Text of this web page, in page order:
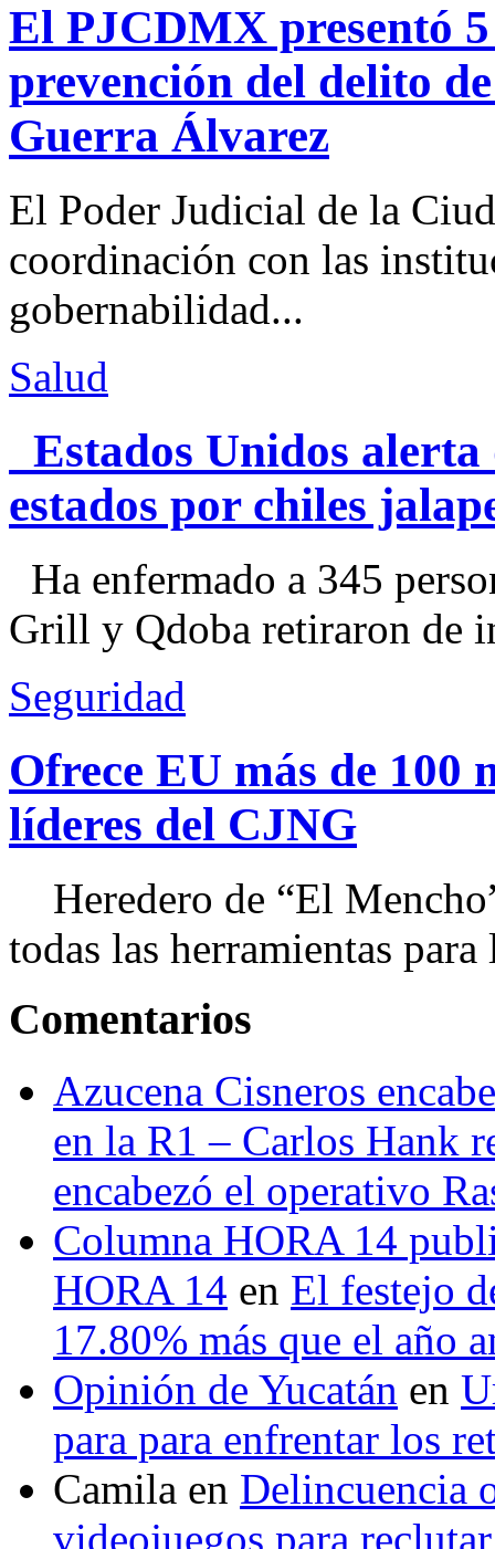
El PJCDMX presentó
prevención del delito
Guerra Álvarez
El Poder Judicial de la
coordinación con las
gobernabilidad...
Salud
Estados Unidos alerta
estados por chiles
Ha enfermado a 345
Grill y Qdoba retiraron de
Seguridad
Ofrece EU más de 100
líderes del CJNG
Heredero de “El
todas las herramientas
Comentarios
Azucena Cisneros
en la R1 – Carlos Hank
encabezó el operativo
Columna HORA 14
HORA 14 en El festejo
17.80% más que el año
Opinión de Yucatán en
para para enfrentar los
Camila en Delincuencia
videojuegos para